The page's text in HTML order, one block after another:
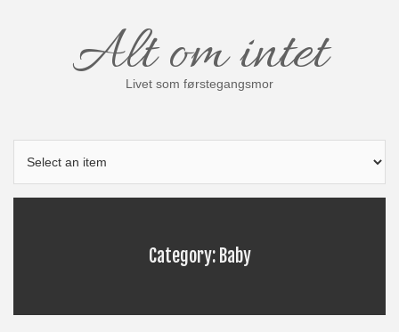
Alt om intet
Livet som førstegangsmor
Category: Baby